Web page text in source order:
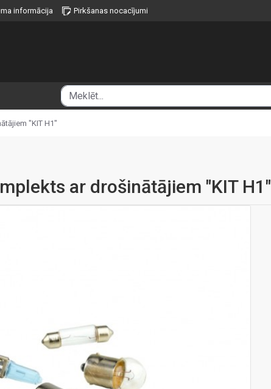
informācija Pirkšanas nocacījumi
"KIT H1"
ar drošinātājiem "KIT H1"